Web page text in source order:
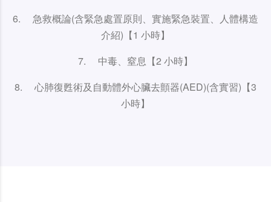
6. 急救概論(含緊急處置原則、實施緊急裝置、人體構造
介紹)【1 小時】
7. 中毒、窒息【2 小時】
8. 心肺復甦術及自動體外心臟去顫器(AED)(含實習)【3
小時】